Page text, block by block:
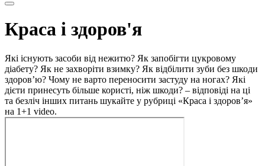
Краса і здоров'я
Які існують засоби від нежитю? Як запобігти цукровому
діабету? Як не захворіти взимку? Як відбілити зуби без шкоди
здоров’ю? Чому не варто переносити застуду на ногах? Які
дієти принесуть більше користі, ніж шкоди? – відповіді на ці
та безліч інших питань шукайте у рубриці «Краса і здоров’я»
на 1+1 video.